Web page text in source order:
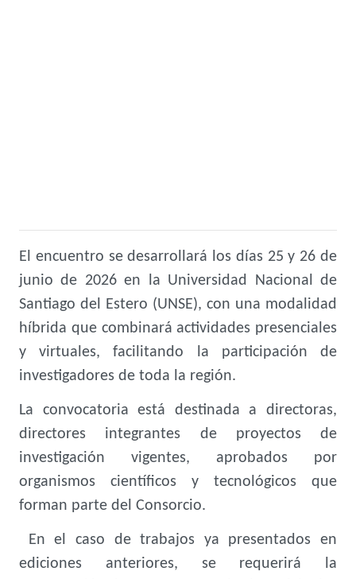
El encuentro se desarrollará los días 25 y 26 de
junio de 2026 en la Universidad Nacional de
Santiago del Estero (UNSE), con una modalidad
híbrida que combinará actividades presenciales
y virtuales, facilitando la participación de
investigadores de toda la región.
La convocatoria está destinada a directoras,
directores integrantes de proyectos de
investigación vigentes, aprobados por
organismos científicos y tecnológicos que
forman parte del Consorcio.
En el caso de trabajos ya presentados en
ediciones anteriores, se requerirá la